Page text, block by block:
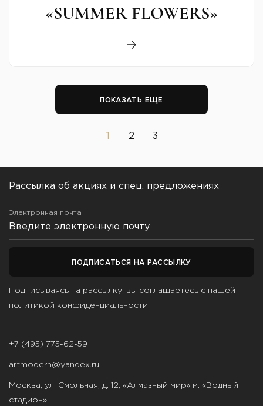
«SUMMER FLOWERS»
ПОКАЗАТЬ ЕЩЕ
1 2 3
Рассылка об акциях и спец. предложениях
Электронная почта
ПОДПИСАТЬСЯ НА РАССЫЛКУ
Подписываясь на рассылку, вы соглашаетесь с нашей
политикой конфиденциальности
+7 (495) 775-62-59
artmodern@yandex.ru
Москва, ул. Смольная, д. 12, «Алмазный мир» м. «Водный
стадион»